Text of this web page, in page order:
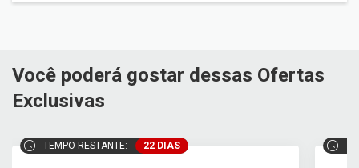
Você poderá gostar dessas Ofertas
Exclusivas
TEMPO RESTANTE: 22 DIAS